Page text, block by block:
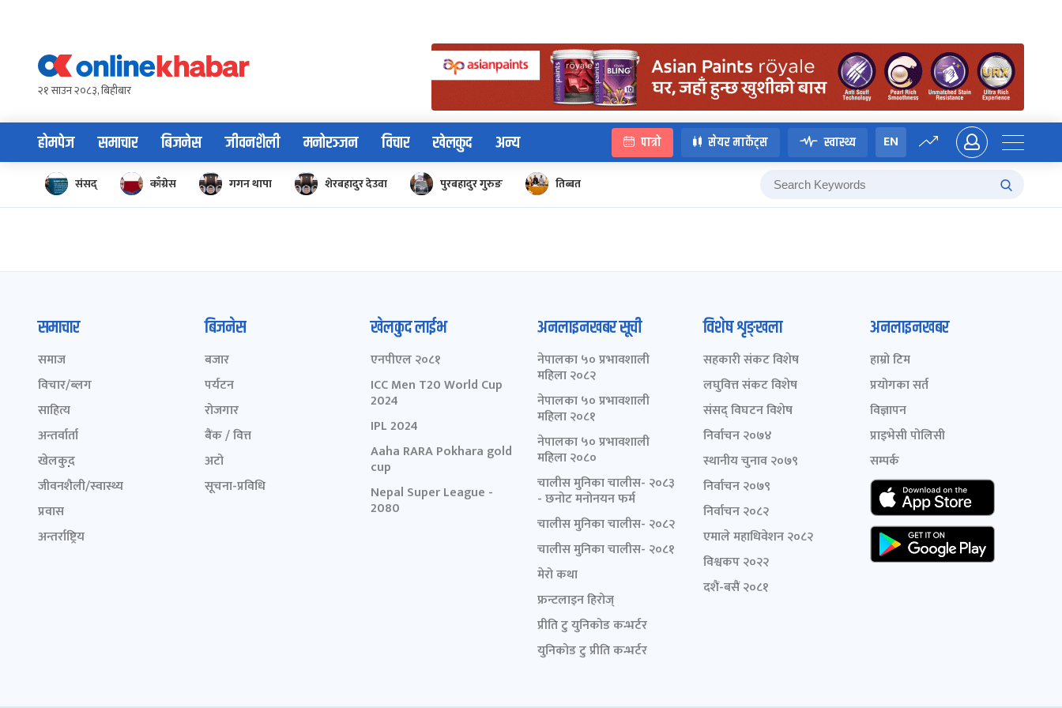
content२१ साउन २०८३, बिहीबार
होमपेज समाचार बिजनेस जीवनशैली मनोरञ्जन विचार खेलकुद अन्य पात्रो सेयर मार्केट्स स्वास्थ्य EN
संसद् काँग्रेस गगन थापा शेरबहादुर देउवा पुरबहादुर गुरुङ तिब्बत
समाचार
समाज
विचार/ब्लग
साहित्य
अन्तर्वार्ता
खेलकुद़़
जीवनशैली/स्वास्थ्य
प्रवास
अन्तर्राष्ट्रिय
बिजनेस
बजार
पर्यटन
रोजगार
बैंक / वित्त
अटो
सूचना-प्रविधि
खेलकुद लाईभ
एनपीएल २०८१
ICC Men T20 World Cup
2024
IPL 2024
Aaha RARA Pokhara gold
cup
Nepal Super League -
2080
अनलाइनखबर सूची
नेपालका ५० प्रभावशाली
महिला २०८२
नेपालका ५० प्रभावशाली
महिला २०८१
नेपालका ५० प्रभावशाली
महिला २०८०
चालीस मुनिका चालीस- २०८३
- छनोट मनोनयन फर्म
चालीस मुनिका चालीस- २०८२
चालीस मुनिका चालीस- २०८१
मेरो कथा
फ्रन्टलाइन हिरोज्
प्रीति टु युनिकोड कन्भर्टर
युनिकोड टु प्रीति कन्भर्टर
विशेष शृङ्खला
सहकारी संकट विशेष
लघुवित्त संकट विशेष
संसद् विघटन विशेष
निर्वाचन २०७४
स्थानीय चुनाव २०७९
निर्वाचन २०७९
निर्वाचन २०८२
एमाले महाधिवेशन २०८२
विश्वकप २०२२
दशैं-बसैं २०८१
अनलाइनखबर
हाम्रो टिम
प्रयोगका सर्त
विज्ञापन
प्राइभेसी पोलिसी
सम्पर्क